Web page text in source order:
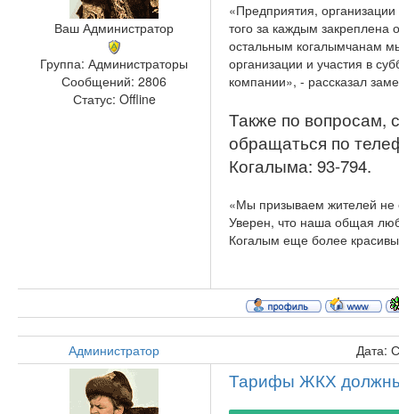
Ваш Администратор
Группа: Администраторы
Сообщений: 2806
Статус: Offline
«Предприятия,
того за каждым закреплена
остальным когалымчанам
организации и участия в
компании», - рассказал
Также по вопросам,
обращаться по
Когалыма: 93-794.
«Мы призываем жителей не
Уверен, что наша общая
Когалым еще более
Администратор Дата:
Тарифы ЖКХ должны